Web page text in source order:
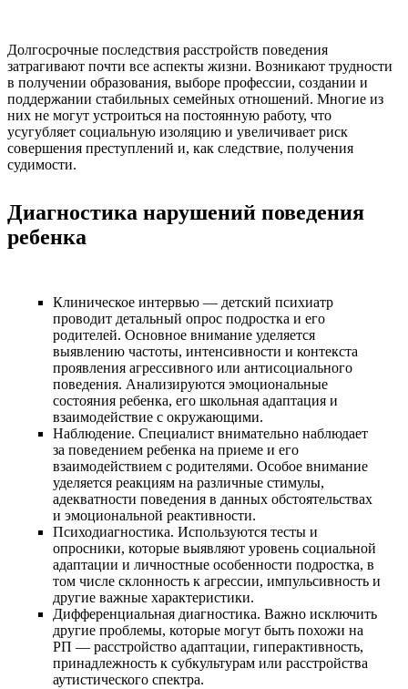
Долгосрочные последствия расстройств поведения
затрагивают почти все аспекты жизни. Возникают трудности
в получении образования, выборе профессии, создании и
поддержании стабильных семейных отношений. Многие из
них не могут устроиться на постоянную работу, что
усугубляет социальную изоляцию и увеличивает риск
совершения преступлений и, как следствие, получения
судимости.
Диагностика нарушений поведения
ребенка
Клиническое интервью — детский психиатр
проводит детальный опрос подростка и его
родителей. Основное внимание уделяется
выявлению частоты, интенсивности и контекста
проявления агрессивного или антисоциального
поведения. Анализируются эмоциональные
состояния ребенка, его школьная адаптация и
взаимодействие с окружающими.
Наблюдение. Специалист внимательно наблюдает
за поведением ребенка на приеме и его
взаимодействием с родителями. Особое внимание
уделяется реакциям на различные стимулы,
адекватности поведения в данных обстоятельствах
и эмоциональной реактивности.
Психодиагностика. Используются тесты и
опросники, которые выявляют уровень социальной
адаптации и личностные особенности подростка, в
том числе склонность к агрессии, импульсивность и
другие важные характеристики.
Дифференциальная диагностика. Важно исключить
другие проблемы, которые могут быть похожи на
РП — расстройство адаптации, гиперактивность,
принадлежность к субкультурам или расстройства
аутистического спектра.